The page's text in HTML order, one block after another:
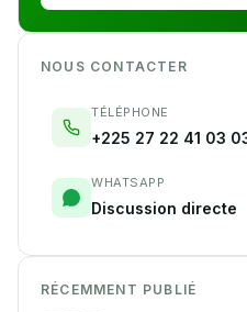
NOUS CONTACTER
TÉLÉPHONE
+225 27 22 41 03
WHATSAPP
Discussion directe
RÉCEMMENT PUBLIÉ